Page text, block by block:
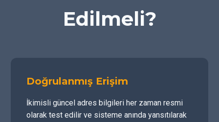
Edilmeli?
Doğrulanmış Erişim
İkimisli güncel adres bilgileri her zaman resmi
olarak test edilir ve sisteme anında yansıtılarak